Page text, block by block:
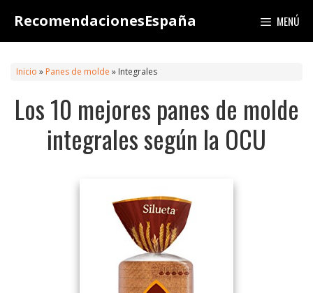
contenido
RecomendacionesEspaña MENÚ
Inicio » Panes de molde » Integrales
Los 10 mejores panes de molde
integrales según la OCU